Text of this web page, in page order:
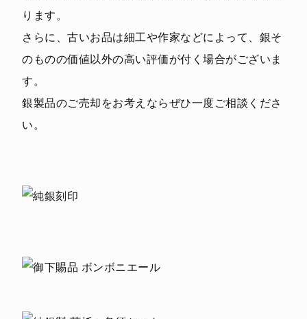
ります。
さらに、古いお品は細工や作家などによって、銀そ
のものの価値以外の高い評価が付く場合がございま
す。
銀製品のご売却をお考えならぜひ一度ご相談くださ
い。